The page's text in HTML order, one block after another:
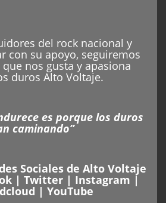
del rock nacional y
con su apoyo, seguiremos
nos gusta y apasiona
duros Alto Voltaje.
es porque los duros
caminando”
Sociales de Alto Voltaje
| Twitter | Instagram |
| YouTube